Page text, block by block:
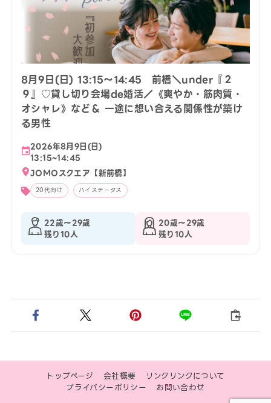
8月9日(日) 13:15〜14:45 前橋＼under『２
９』♡貸し切り会場de婚活／《爽やか・筋肉質・
オシャレ》など＆ 一途に想い合える関係性が築け
る男性
2026年8月9日(日)
13:15~14:45
JOMOスクエア【新前橋】
20代向け ハイステータス
22歳〜29歳
残り10人
20歳〜29歳
残り10人
トップページ 会社概要
リンクリンクについて
プライバシーポリシー
お問い合わせ